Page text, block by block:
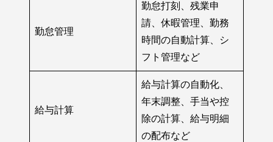
勤怠管理
勤怠打刻、残業申
請、休暇管理、勤務
時間の自動計算、シ
フト管理など
給与計算
給与計算の自動化、
年末調整、手当や控
除の計算、給与明細
の配布など